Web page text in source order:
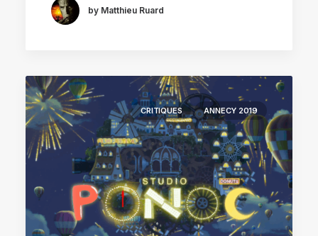
by Matthieu Ruard
CRITIQUES ANNECY 2019